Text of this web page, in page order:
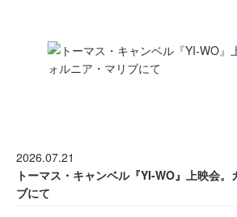
2026.07.21
トーマス・キャンベル『YI-WO』上映会。
ブにて